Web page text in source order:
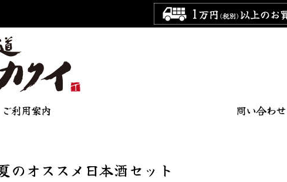
ご利用案内 問い合わせ
のオススメ日本酒セット